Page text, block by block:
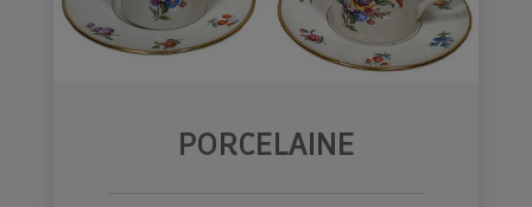
PORCELAINE